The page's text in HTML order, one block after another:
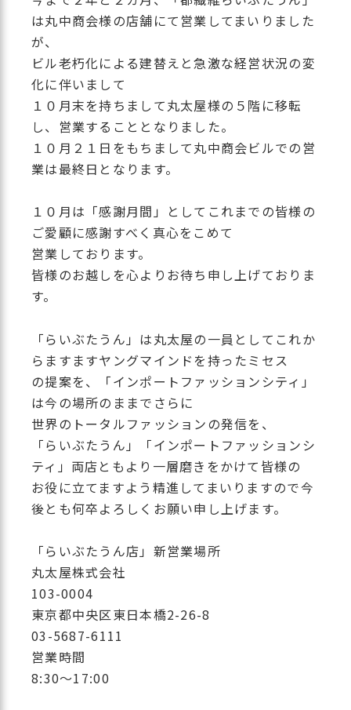
は丸中商会様の店舗にて営業してまいりました
が、
ビル老朽化による建替えと急激な経営状況の変
化に伴いまして
１０月末を持ちまして丸太屋様の５階に移転
し、営業することとなりました。
１０月２１日をもちまして丸中商会ビルでの営
業は最終日となります。
１０月は「感謝月間」としてこれまでの皆様の
ご愛顧に感謝すべく真心をこめて
営業しております。
皆様のお越しを心よりお待ち申し上げておりま
す。
「らいぶたうん」は丸太屋の一員としてこれか
らますますヤングマインドを持ったミセス
の提案を、「インポートファッションシティ」
は今の場所のままでさらに
世界のトータルファッションの発信を、
「らいぶたうん」「インポートファッションシ
ティ」両店ともより一層磨きをかけて皆様の
お役に立てますよう精進してまいりますので今
後とも何卒よろしくお願い申し上げます。
「らいぶたうん店」新営業場所
丸太屋株式会社
103-0004
東京都中央区東日本橋2-26-8
03-5687-6111
営業時間
8:30～17:00